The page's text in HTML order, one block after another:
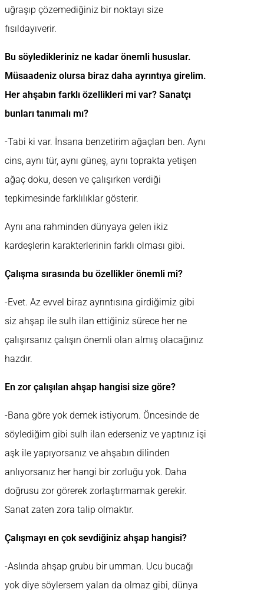
uğraşıp çözemediğiniz bir noktayı size
fısıldayıverir.
Bu söyledikleriniz ne kadar önemli hususlar.
Müsaadeniz olursa biraz daha ayrıntıya girelim.
Her ahşabın farklı özellikleri mi var? Sanatçı
bunları tanımalı mı?
-Tabi ki var. İnsana benzetirim ağaçları ben. Aynı
cins, aynı tür, aynı güneş, aynı toprakta yetişen
ağaç doku, desen ve çalışırken verdiği
tepkimesinde farklılıklar gösterir.
Aynı ana rahminden dünyaya gelen ikiz
kardeşlerin karakterlerinin farklı olması gibi.
Çalışma sırasında bu özellikler önemli mi?
-Evet. Az evvel biraz ayrıntısına girdiğimiz gibi
siz ahşap ile sulh ilan ettiğiniz sürece her ne
çalışırsanız çalışın önemli olan almış olacağınız
hazdır.
En zor çalışılan ahşap hangisi size göre?
-Bana göre yok demek istiyorum. Öncesinde de
söylediğim gibi sulh ilan ederseniz ve yaptınız işi
aşk ile yapıyorsanız ve ahşabın dilinden
anlıyorsanız her hangi bir zorluğu yok. Daha
doğrusu zor görerek zorlaştırmamak gerekir.
Sanat zaten zora talip olmaktır.
Çalışmayı en çok sevdiğiniz ahşap hangisi?
-Aslında ahşap grubu bir umman. Ucu bucağı
yok diye söylersem yalan da olmaz gibi, dünya